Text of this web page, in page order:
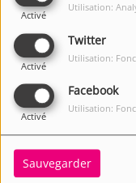
Activé
Utilisation:
Twitter
Activé
Utilisation:
Facebook
Activé
Utilisation:
Sauvegarder